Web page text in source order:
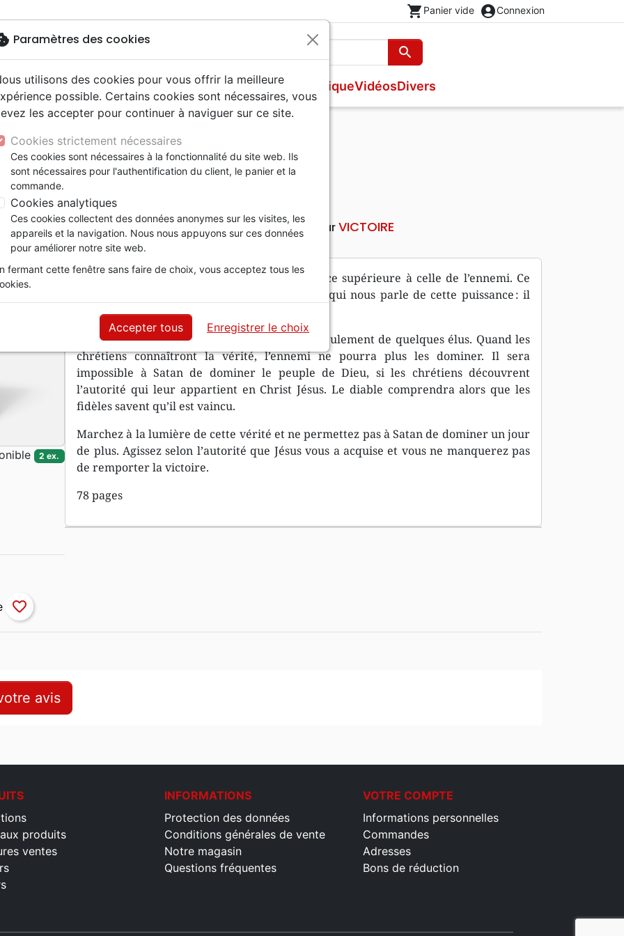
shopping_cart Panier vide account_circleConnexion
search
Rechercher
NouveautésBibles
courant
Français fondamental
Autres versions
Bibles d'étude
Bibles audio
Livres
société, politique
adoration, louange
santé
Famille, couple
Israël, Messianique
Evangelisation
Témoignages, biographies
Jeunesse
ans
jeunes
Enseignement jeunesse
Livres d'activités
CD Jeunesse
Musique
hop
Noël, Musique de fête
Jeunesse
Compilations
Vidéos
vraies, témoignages
reportages
Concerts, spectacles
Enseignement, conférences
Divers
cadeaux
Accessoires de Bible
(L') édition revue et augmentée
L'autorité du croyant
Kenneth E. Hagin
RéférenceVIC0003 EAN9782361400033 EditeurVICTOIRE
Description
L’Autorité du Croyant repose sur une puissance supérieure à celle de l’ennemi. Ce
bestseller est basé sur l’épître aux Ephésiens qui nous parle de cette puissance : il
révolutionnera votre vie.
L’autorité est le bien de chaque croyant-pas seulement de quelques élus. Quand les
chrétiens connaîtront la vérité, l’ennemi ne pourra plus les dominer. Il sera
impossible à Satan de dominer le peuple de Dieu, si les chrétiens découvrent
l’autorité qui leur appartient en Christ Jésus. Le diable comprendra alors que les
fidèles savent qu’il est vaincu.
Marchez à la lumière de cette vérité et ne permettez pas à Satan de dominer un jour
de plus. Agissez selon l’autorité que Jésus vous a acquise et vous ne manquerez pas
de remporter la victoire.
78 pages
2 ex.
favorite_border
avis
produits
ventes
INFORMATIONS
Protection des données
Conditions générales de vente
Notre magasin
Questions fréquentes
VOTRE COMPTE
Informations personnelles
Commandes
Adresses
Bons de réduction
Paramètres des cookies
utilisons des cookies pour vous offrir la meilleure
possible. Certains cookies sont nécessaires, vous
les accepter pour continuer à naviguer sur ce site.
Cookies strictement nécessaires
Ces cookies sont nécessaires à la fonctionnalité du site web. Ils
sont nécessaires pour l'authentification du client, le panier et la
commande.
Cookies analytiques
Ces cookies collectent des données anonymes sur les visites, les
appareils et la navigation. Nous nous appuyons sur ces données
pour améliorer notre site web.
fermant cette fenêtre sans faire de choix, vous acceptez tous les
Accepter tous Enregistrer le choix